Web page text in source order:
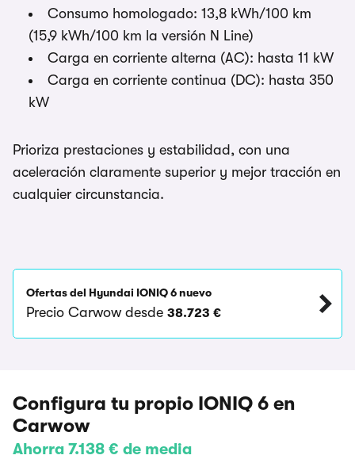
Consumo homologado: 13,8 kWh/100 km
(15,9 kWh/100 km la versión N Line)
Carga en corriente alterna (AC): hasta 11 kW
Carga en corriente continua (DC): hasta 350
kW
Prioriza prestaciones y estabilidad, con una
aceleración claramente superior y mejor tracción en
cualquier circunstancia.
Ofertas del Hyundai IONIQ 6 nuevo
Precio Carwow desde 38.723 €
Configura tu propio IONIQ 6 en
Carwow
Ahorra 7.138 € de media